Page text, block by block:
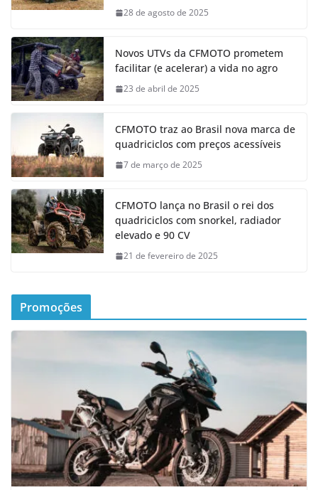
28 de agosto de 2025
Novos UTVs da CFMOTO prometem
facilitar (e acelerar) a vida no agro
23 de abril de 2025
CFMOTO traz ao Brasil nova marca de
quadriciclos com preços acessíveis
7 de março de 2025
CFMOTO lança no Brasil o rei dos
quadriciclos com snorkel, radiador
elevado e 90 CV
21 de fevereiro de 2025
Promoções